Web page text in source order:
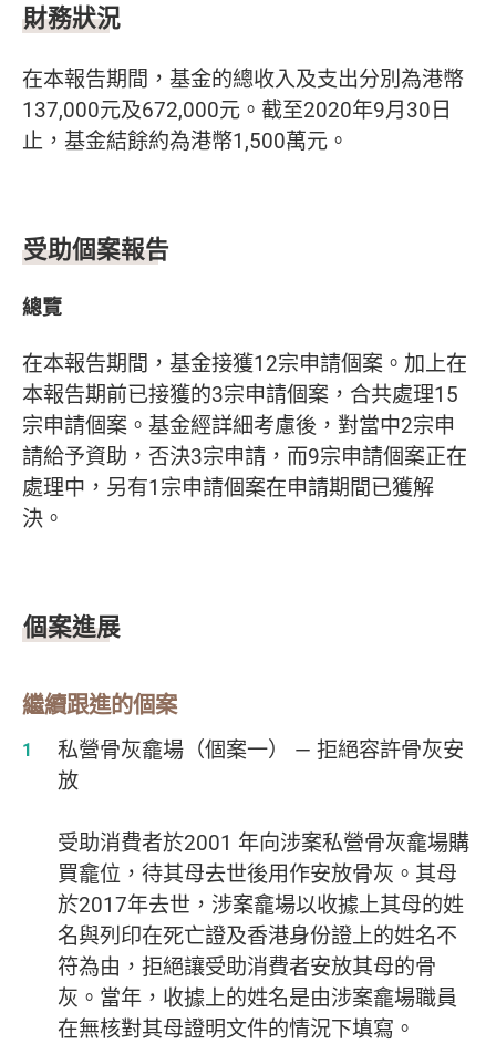
財務狀況
在本報告期間，基金的總收入及支出分別為港幣
137,000元及672,000元。截至2020年9月30日
止，基金結餘約為港幣1,500萬元。
受助個案報告
總覽
在本報告期間，基金接獲12宗申請個案。加上在
本報告期前已接獲的3宗申請個案，合共處理15
宗申請個案。基金經詳細考慮後，對當中2宗申
請給予資助，否決3宗申請，而9宗申請個案正在
處理中，另有1宗申請個案在申請期間已獲解
決。
個案進展
繼續跟進的個案
私營骨灰龕場（個案一） — 拒絕容許骨灰安
放
受助消費者於2001 年向涉案私營骨灰龕場購
買龕位，待其母去世後用作安放骨灰。其母
於2017年去世，涉案龕場以收據上其母的姓
名與列印在死亡證及香港身份證上的姓名不
符為由，拒絕讓受助消費者安放其母的骨
灰。當年，收據上的姓名是由涉案龕場職員
在無核對其母證明文件的情況下填寫。